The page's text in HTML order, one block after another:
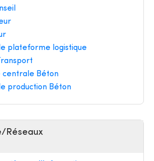
plateforme logistique
centrale Béton
production Béton
Réseaux